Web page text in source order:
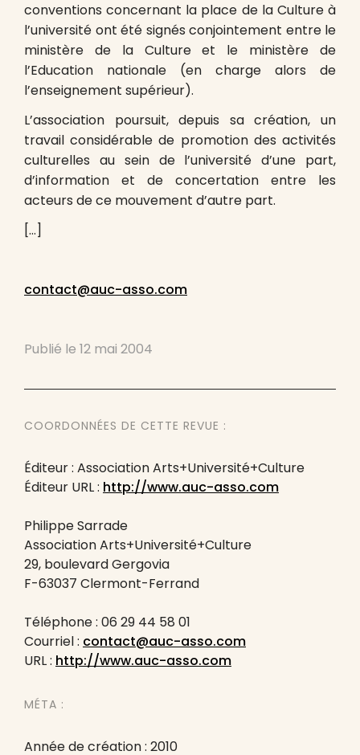
conventions concernant la place de la Culture à
l’université ont été signés conjointement entre le
ministère de la Culture et le ministère de
l’Education nationale (en charge alors de
l’enseignement supérieur).
L’association poursuit, depuis sa création, un
travail considérable de promotion des activités
culturelles au sein de l’université d’une part,
d’information et de concertation entre les
acteurs de ce mouvement d’autre part.
[…]
contact@auc-asso.com
Publié le 12 mai 2004
COORDONNÉES DE CETTE REVUE :
Éditeur : Association Arts+Université+Culture
Éditeur URL : http://www.auc-asso.com
Philippe Sarrade
Association Arts+Université+Culture
29, boulevard Gergovia
F-63037 Clermont-Ferrand
Téléphone : 06 29 44 58 01
Courriel : contact@auc-asso.com
URL : http://www.auc-asso.com
MÉTA :
Année de création : 2010